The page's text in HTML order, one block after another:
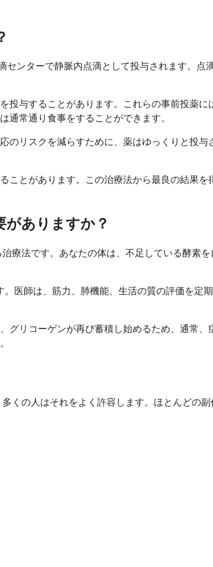
ンターで静脈内点滴として投与されます。点
与することがあります。これらの事前投薬
通常通り食事をすることができます。
リスクを減らすために、薬はゆっくりと投与
とがあります。この治療法から最良の結果
ありますか？
療法です。あなたの体は、不足している酵素
医師は、筋力、肺機能、生活の質の評価を定
リコーゲンが再び蓄積し始めるため、通常
くの人はそれをよく許容します。ほとんどの